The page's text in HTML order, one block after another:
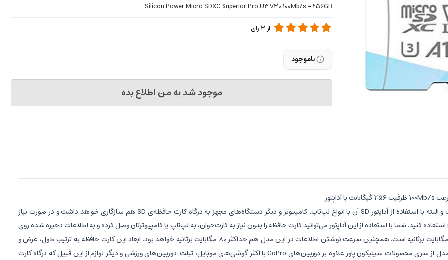
Silicon Power Micro SDXC Superior Pro U3 V30 100Mb/s - 256GB
از3رای
ناموجود
موجود شد به من اطلاع بده
کارت حافظه‌ی «سیلیکون پاور» مدل Superior Pro از نوع microSD است و البته با استفاده از آداپتور SD آن با انواع لپ‌تاپ، کامپیوتر و دیگر دستگاه‌های مجهز به درگاه کارت حافظه‌ی SD هم سازگاری خواهد داشت و در صورت نیاز
می‌‌توانید از آن برای دسترسی به اطلاعات ذخیره شده روی کارت microSD استفاده کنید. شما با استفاده از این آداپتور می‌توانید کارت حافظه را بدون نیاز به کارت‌خوان، به لپ‌تاپ یا کامپیوترتان وصل کرده و به اطلاعات ذخیره شده روی
آن دسترسی پیدا کنید. سرعت خواندن اطلاعات در این مدل حداکثر 100 مگابایت برثانیه است. همچنین سرعت نوشتن اطلاعات در این مدل هم حداکثر 80 مگابایت برثانیه خواهد بود. ابعاد این کارت حافظه به ترتیب طول، عرض و
ضخامت 15، 11 و 1 میلی‌متر هستند. بنابراین خیالتان راحت باشد که این مدل از سری محصولات سیلیکون پاور علاوه بر دوربین‌های GoPro با اکثر گوشی‌های موبایل، تبلت، دوربین‌های ورزشی و دیگر لوازم از این قبیل که درگاه کارت